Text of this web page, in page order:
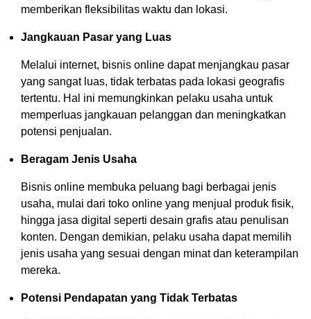
memberikan fleksibilitas waktu dan lokasi.
Jangkauan Pasar yang Luas
Melalui internet, bisnis online dapat menjangkau pasar
yang sangat luas, tidak terbatas pada lokasi geografis
tertentu. Hal ini memungkinkan pelaku usaha untuk
memperluas jangkauan pelanggan dan meningkatkan
potensi penjualan.
Beragam Jenis Usaha
Bisnis online membuka peluang bagi berbagai jenis
usaha, mulai dari toko online yang menjual produk fisik,
hingga jasa digital seperti desain grafis atau penulisan
konten. Dengan demikian, pelaku usaha dapat memilih
jenis usaha yang sesuai dengan minat dan keterampilan
mereka.
Potensi Pendapatan yang Tidak Terbatas